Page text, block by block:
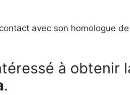
avec son homologue
à obtenir
.